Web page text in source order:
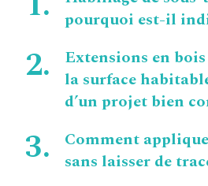
pourquoi est-il
Extensions en
la surface
d’un projet bien
Comment
sans laisser de